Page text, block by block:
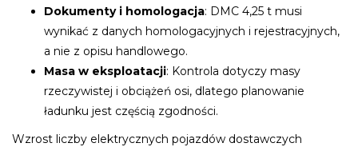
Dokumenty i homologacja: DMC 4,25 t musi
wynikać z danych homologacyjnych i rejestracyjnych,
a nie z opisu handlowego.
Masa w eksploatacji: Kontrola dotyczy masy
rzeczywistej i obciążeń osi, dlatego planowanie
ładunku jest częścią zgodności.
Wzrost liczby elektrycznych pojazdów dostawczych